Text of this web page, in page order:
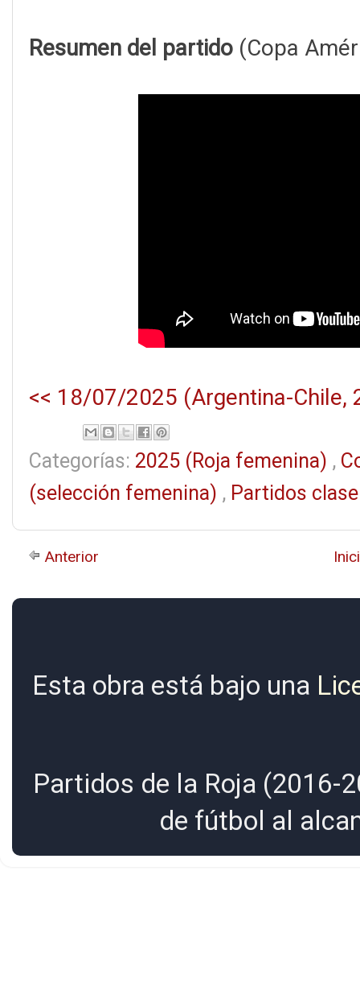
Resumen del partido (Copa
<< 18/07/2025 (Argentina-Chile,
Categorías: 2025 (Roja femenina) ,
(selección femenina) , Partidos
Anterior
Esta obra está bajo una
Partidos de la Roja (2016-
de fútbol al